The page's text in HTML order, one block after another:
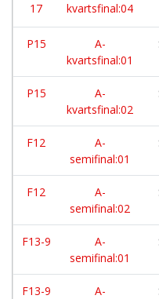
17
kvartsfinal:04
P15
A-
kvartsfinal:01
P15
A-
kvartsfinal:02
F12
A-
semifinal:01
F12
A-
semifinal:02
F13-9
A-
semifinal:01
F13-9
A-